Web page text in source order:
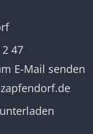
47
E-Mail senden